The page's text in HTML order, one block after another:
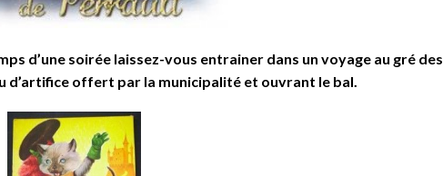
d’une soirée laissez-vous entrainer dans un voyage au gré des
d’artifice offert par la municipalité et ouvrant le bal.